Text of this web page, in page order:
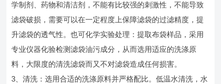
学制剂、药物和清洁剂，不能有比较强的刺激性，不能导致
滤袋破损，需要可以在一定程度上保障滤袋的过滤精度，提
升滤袋的透气性。也可化学实验处理：提取布袋样品，采用
专业仪器化验检测滤袋油污成分，从而选用适应的洗涤原
料，大限度的清洗滤袋而又不对滤袋造成任何损害。
3、清洗：选用合适的洗涤原料并严格配比。低温水清洗，水